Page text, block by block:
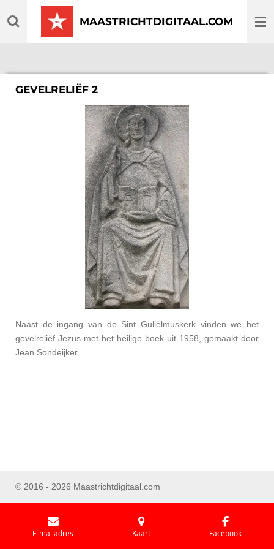
direct
MAASTRICHTDIGITAAL.COM
GEVELRELIËF 2
Naast de ingang van de Sint Guliëlmuskerk vinden we het
gevelreliëf Jezus met het heilige boek uit 1958, gemaakt door
Jean Sondeijker.
© 2016 - 2026 Maastrichtdigitaal.com
E-mailadres Kaart Facebook